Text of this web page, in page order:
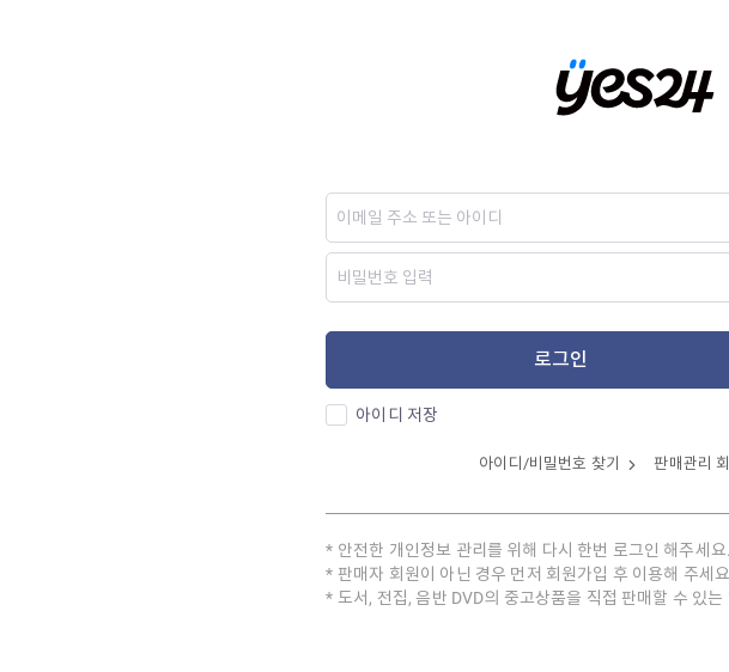
로그인
아이디 저장
아이디/비밀번호 찾기 판매관리
안전한 개인정보 관리를 위해 다시 한번 로그인 해주세요.
판매자 회원이 아닌 경우 먼저 회원가입 후 이용해 주세
도서, 전집, 음반 DVD의 중고상품을 직접 판매할 수 있